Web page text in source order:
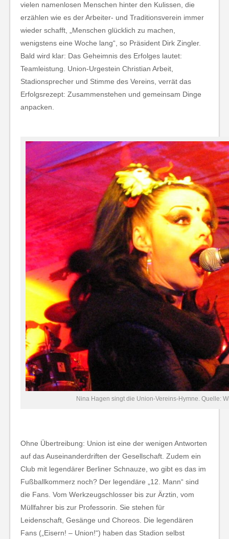
vielen namenlosen Menschen hinter den Kulissen, die
erzählen wie es der Arbeiter- und Traditionsverein immer
wieder schafft, „Menschen glücklich zu machen,
wenigstens eine Woche lang“, so Präsident Dirk Zingler.
Bald wird klar: Das Geheimnis des Erfolges lautet:
Teamleistung. Union-Urgestein Christian Arbeit,
Stadionsprecher und Stimme des Vereins, verrät das
Erfolgsrezept: Zusammenstehen und gemeinsam Dinge
anpacken.
Nina Hagen singt die Union-Vereins-Hymne. Quelle:
Ohne Übertreibung: Union ist eine der wenigen Antworten
auf das Auseinanderdriften der Gesellschaft. Zudem ein
Club mit legendärer Berliner Schnauze, wo gibt es das im
Fußballkommerz noch? Der legendäre „12. Mann“ sind
die Fans. Vom Werkzeugschlosser bis zur Ärztin, vom
Müllfahrer bis zur Professorin. Sie stehen für
Leidenschaft, Gesänge und Choreos. Die legendären
Fans („Eisern! – Union!“) haben das Stadion selbst